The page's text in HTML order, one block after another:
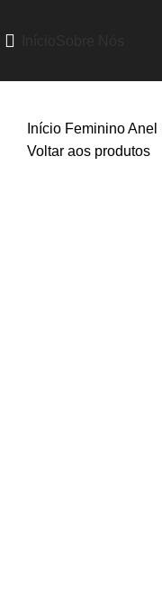
Início FemininoAnel
Voltar aos produtos